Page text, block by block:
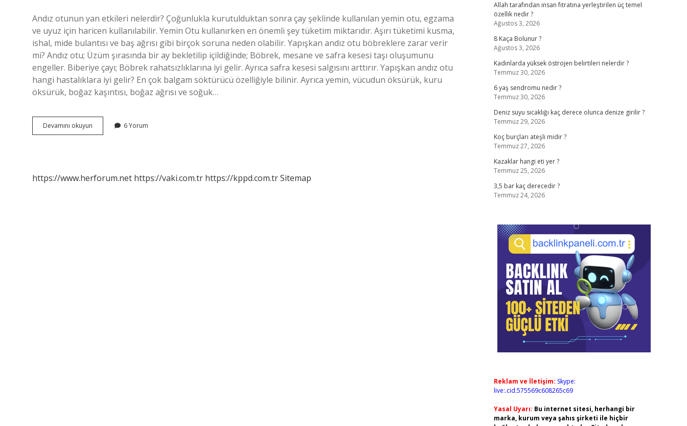
Andız otunun yan etkileri nelerdir? Çoğunlukla kurutulduktan sonra çay şeklinde kullanılan yemin otu, egzama
ve uyuz için haricen kullanılabilir. Yemin Otu kullanırken en önemli şey tüketim miktarıdır. Aşırı tüketimi kusma,
ishal, mide bulantısı ve baş ağrısı gibi birçok soruna neden olabilir. Yapışkan andız otu böbreklere zarar verir
mi? Andız otu; Üzüm şırasında bir ay bekletilip içildiğinde; Böbrek, mesane ve safra kesesi taşı oluşumunu
engeller. Biberiye çayı; Böbrek rahatsızlıklarına iyi gelir. Ayrıca safra kesesi salgısını arttırır. Yapışkan andız otu
hangi hastalıklara iyi gelir? En çok balgam söktürücü özelliğiyle bilinir. Ayrıca yemin, vücudun öksürük, kuru
öksürük, boğaz kaşıntısı, boğaz ağrısı ve soğuk…
Devamını okuyun Yapışkan
Andız
6 Yorum
https://www.herforum.net https://vaki.com.tr https://kppd.com.trSitemap
Allah tarafından insan fıtratına yerleştirilen üç temel
özellik nedir ?
Ağustos 3, 2026
8 Kaça Bolunur ?
Ağustos 3, 2026
Kadınlarda yüksek östrojen belirtileri nelerdir ?
Temmuz 30, 2026
6 yaş sendromu nedir ?
Temmuz 30, 2026
Deniz suyu sıcaklığı kaç derece olunca denize girilir ?
Temmuz 29, 2026
Koç burçları ateşli midir ?
Temmuz 27, 2026
Kazaklar hangi eti yer ?
Temmuz 25, 2026
3,5 bar kaç derecedir ?
Temmuz 24, 2026
Reklam ve İletişim: Skype:
live:.cid.575569c608265c69
Yasal Uyarı: Bu internet sitesi, herhangi bir
marka, kurum veya şahıs şirketi ile hiçbir